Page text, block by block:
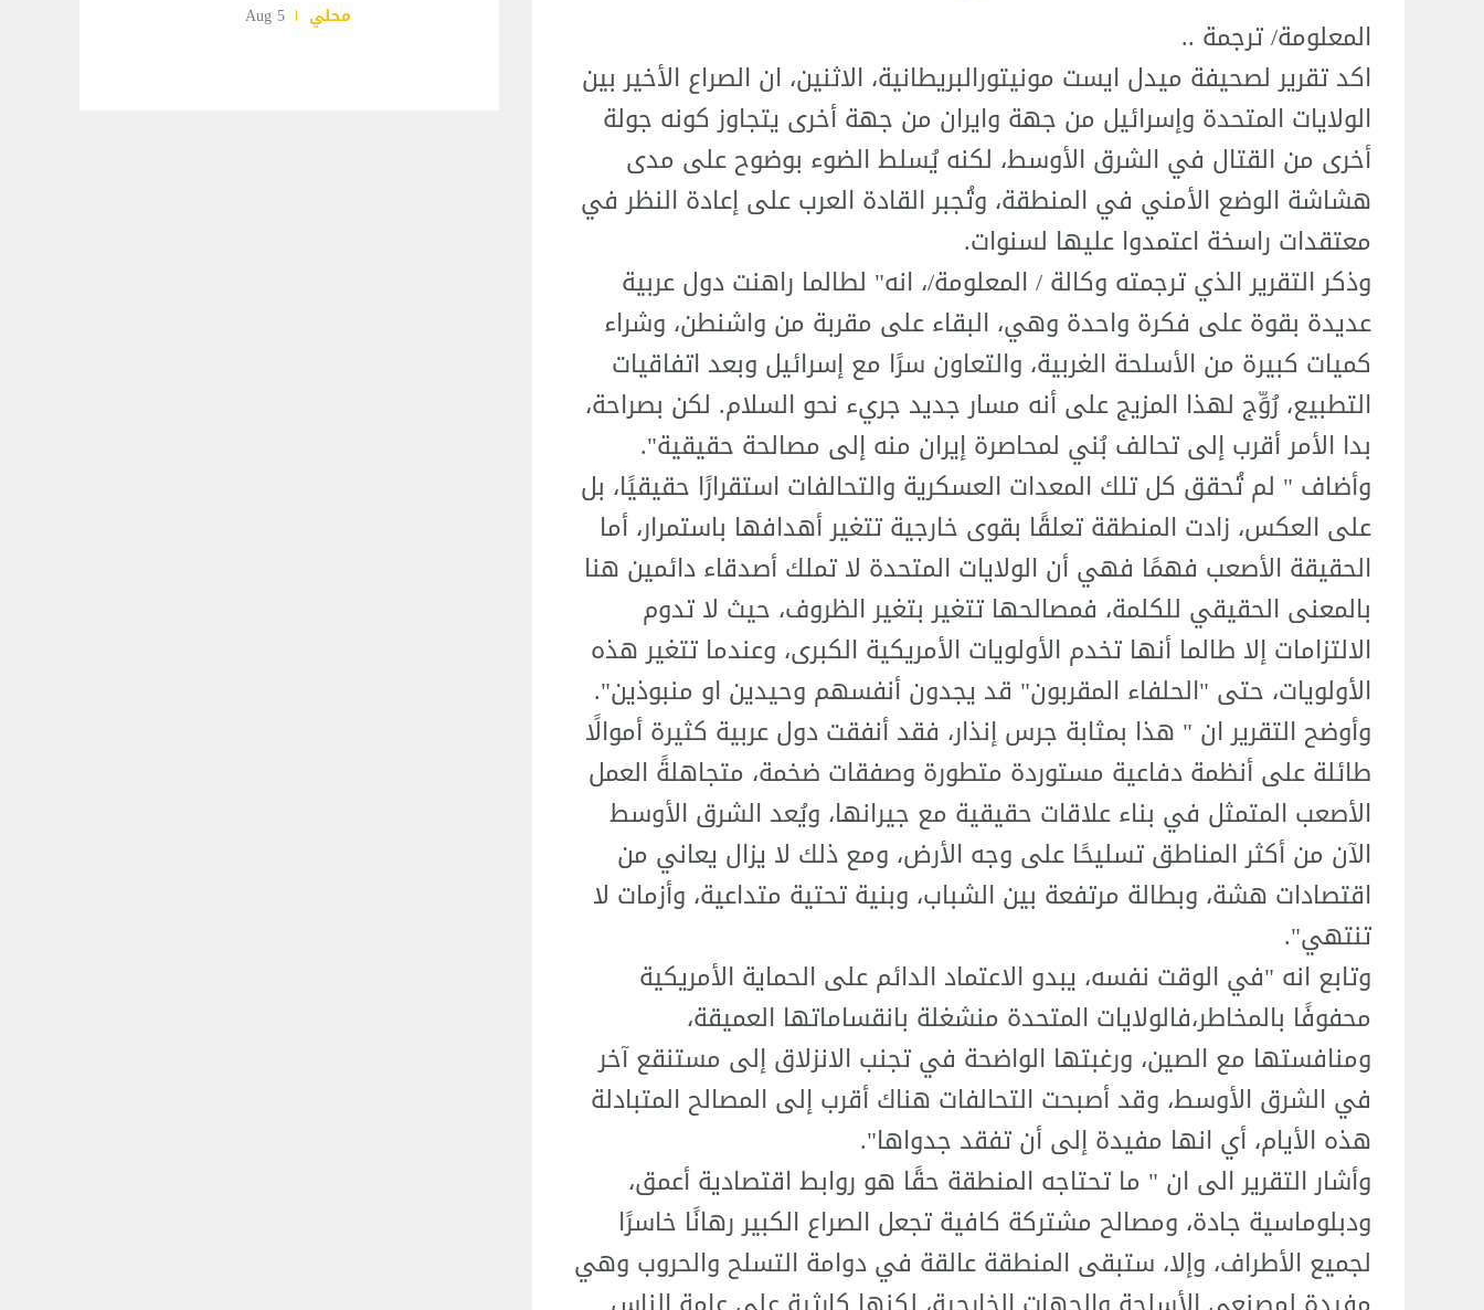
المعلومة/ ترجمة ..
اكد تقرير لصحيفة ميدل ايست مونيتورالبريطانية، الاثنين، ان الصراع الأخير بين
الولايات المتحدة وإسرائيل من جهة وايران من جهة أخرى يتجاوز كونه جولة
أخرى من القتال في الشرق الأوسط، لكنه يُسلط الضوء بوضوح على مدى
هشاشة الوضع الأمني في المنطقة، وتُجبر القادة العرب على إعادة النظر في
معتقدات راسخة اعتمدوا عليها لسنوات.
وذكر التقرير الذي ترجمته وكالة / المعلومة/، انه" لطالما راهنت دول عربية
عديدة بقوة على فكرة واحدة وهي، البقاء على مقربة من واشنطن، وشراء
كميات كبيرة من الأسلحة الغربية، والتعاون سرًا مع إسرائيل وبعد اتفاقيات
التطبيع، رُوِّج لهذا المزيج على أنه مسار جديد جريء نحو السلام. لكن بصراحة،
بدا الأمر أقرب إلى تحالف بُني لمحاصرة إيران منه إلى مصالحة حقيقية".
وأضاف " لم تُحقق كل تلك المعدات العسكرية والتحالفات استقرارًا حقيقيًا، بل
على العكس، زادت المنطقة تعلقًا بقوى خارجية تتغير أهدافها باستمرار، أما
الحقيقة الأصعب فهمًا فهي أن الولايات المتحدة لا تملك أصدقاء دائمين هنا
بالمعنى الحقيقي للكلمة، فمصالحها تتغير بتغير الظروف، حيث لا تدوم
الالتزامات إلا طالما أنها تخدم الأولويات الأمريكية الكبرى، وعندما تتغير هذه
الأولويات، حتى "الحلفاء المقربون" قد يجدون أنفسهم وحيدين او منبوذين".
وأوضح التقرير ان " هذا بمثابة جرس إنذار، فقد أنفقت دول عربية كثيرة أموالًا
طائلة على أنظمة دفاعية مستوردة متطورة وصفقات ضخمة، متجاهلةً العمل
الأصعب المتمثل في بناء علاقات حقيقية مع جيرانها، ويُعد الشرق الأوسط
الآن من أكثر المناطق تسليحًا على وجه الأرض، ومع ذلك لا يزال يعاني من
اقتصادات هشة، وبطالة مرتفعة بين الشباب، وبنية تحتية متداعية، وأزمات لا
تنتهي".
وتابع انه "في الوقت نفسه، يبدو الاعتماد الدائم على الحماية الأمريكية
محفوفًا بالمخاطر،فالولايات المتحدة منشغلة بانقساماتها العميقة،
ومنافستها مع الصين، ورغبتها الواضحة في تجنب الانزلاق إلى مستنقع آخر
في الشرق الأوسط، وقد أصبحت التحالفات هناك أقرب إلى المصالح المتبادلة
هذه الأيام، أي انها مفيدة إلى أن تفقد جدواها".
وأشار التقرير الى ان " ما تحتاجه المنطقة حقًا هو روابط اقتصادية أعمق،
ودبلوماسية جادة، ومصالح مشتركة كافية تجعل الصراع الكبير رهانًا خاسرًا
لجميع الأطراف، وإلا، ستبقى المنطقة عالقة في دوامة التسلح والحروب وهي
محلي 5 Aug